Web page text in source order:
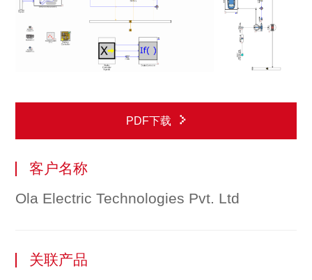
PDF下载
客户名称
Ola Electric Technologies Pvt. Ltd
关联产品